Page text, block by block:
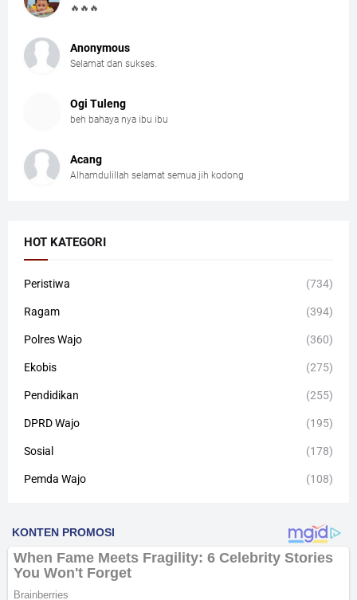
🔥🔥🔥
Anonymous
Selamat dan sukses.
Ogi Tuleng
beh bahaya nya ibu ibu
Acang
Alhamdulillah selamat semua jih kodong
HOT KATEGORI
Peristiwa (734)
Ragam (394)
Polres Wajo (360)
Ekobis (275)
Pendidikan (255)
DPRD Wajo (195)
Sosial (178)
Pemda Wajo (108)